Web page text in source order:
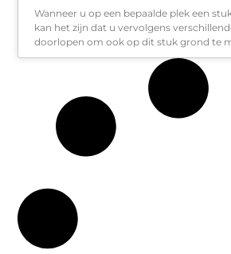
Wanneer u op een bepaalde plek een
kan het zijn dat u vervolgens
doorlopen om ook op dit stuk grond te